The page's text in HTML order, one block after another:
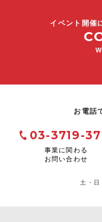
イベント開催
お電話
03-3719-
事業に関わる
お問い合わせ
土・